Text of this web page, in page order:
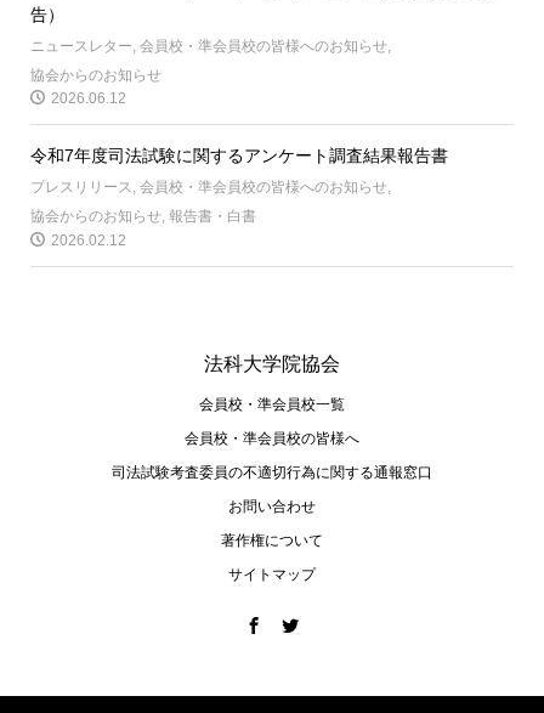
告）
ニュースレター, 会員校・準会員校の皆様へのお知らせ,
協会からのお知らせ
2026.06.12
令和7年度司法試験に関するアンケート調査結果報告書
プレスリリース, 会員校・準会員校の皆様へのお知らせ,
協会からのお知らせ 報告書・白書
2026.02.12
法科大学院協会
会員校・準会員校一覧
会員校・準会員校の皆様へ
司法試験考査委員の不適切⾏為に関する通報窓⼝
お問い合わせ
著作権について
サイトマップ